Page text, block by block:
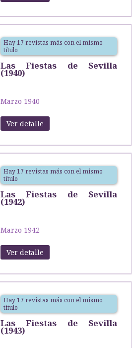
Hay 17 revistas más con el mismo
título
Las Fiestas de Sevilla
(1940)
Marzo 1940
Ver detalle
Hay 17 revistas más con el mismo
título
Las Fiestas de Sevilla
(1942)
Marzo 1942
Ver detalle
Hay 17 revistas más con el mismo
título
Las Fiestas de Sevilla
(1943)